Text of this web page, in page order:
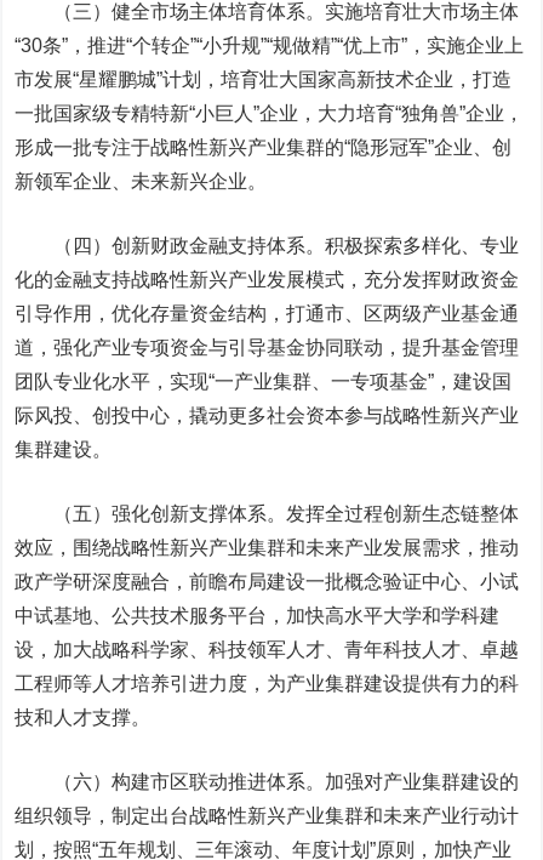
（三）健全市场主体培育体系。 实施培育壮大市场主体
“30条”，推进“个转企”“小升规”“规做精”“优上市”，实施企业上
市发展“星耀鹏城”计划，培育壮大国家高新技术企业，打造
一批国家级专精特新“小巨人”企业，大力培育“独角兽”企业，
形成一批专注于战略性新兴产业集群的“隐形冠军”企业、创
新领军企业、未来新兴企业。
（四）创新财政金融支持体系。积极探索多样化、专业
化的金融支持战略性新兴产业发展模式，充分发挥财政资金
引导作用，优化存量资金结构，打通市、区两级产业基金通
道，强化产业专项资金与引导基金协同联动，提升基金管理
团队专业化水平，实现“一产业集群、一专项基金”，建设国
际风投、创投中心，撬动更多社会资本参与战略性新兴产业
集群建设。
（五）强化创新支撑体系。 发挥全过程创新生态链整体
效应，围绕战略性新兴产业集群和未来产业发展需求，推动
政产学研深度融合，前瞻布局建设一批概念验证中心、小试
中试基地、公共技术服务平台，加快高水平大学和学科建
设，加大战略科学家、科技领军人才、青年科技人才、卓越
工程师等人才培养引进力度，为产业集群建设提供有力的科
技和人才支撑。
（六）构建市区联动推进体系。 加强对产业集群建设的
组织领导，制定出台战略性新兴产业集群和未来产业行动计
划，按照“五年规划、三年滚动、年度计划”原则，加快产业